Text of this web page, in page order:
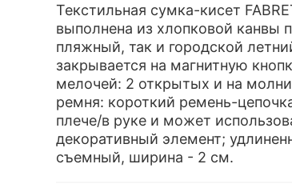
Текстильная сумка-кисет
выполнена из хлопковой канвы
пляжный, так и городской
закрывается на магнитную
мелочей: 2 открытых и на
ремня: короткий ремень-
плече/в руке и может
декоративный элемент;
съемный, ширина - 2 см.